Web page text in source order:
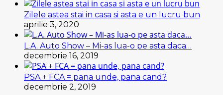
Zilele astea stai in casa si asta e un lucru bun
aprilie 3, 2020
L.A. Auto Show – Mi-as lua-o pe asta daca…
decembrie 16, 2019
PSA + FCA = pana unde, pana cand?
decembrie 2, 2019